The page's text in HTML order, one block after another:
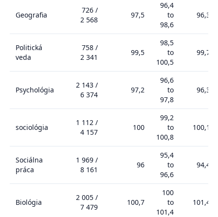
Geografia
726 /
2 568
97,5
96,4
to
98,6
96,3
Politická
veda
758 /
2 341
99,5
98,5
to
100,5
99,7
Psychológia
2 143 /
6 374
97,2
96,6
to
97,8
96,3
sociológia
1 112 /
4 157
100
99,2
to
100,8
100,1
Sociálna
práca
1 969 /
8 161
96
95,4
to
96,6
94,4
Biológia
2 005 /
7 479
100,7
100
to
101,4
101,4